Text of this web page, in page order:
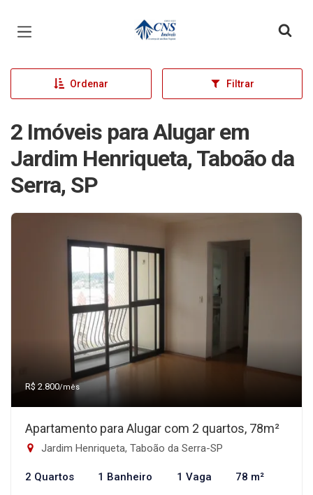
Página inicial
Ordenar Filtrar
2 Imóveis para Alugar em
Jardim Henriqueta, Taboão da
Serra, SP
R$ 2.800/mês
Apartamento para Alugar com 2 quartos, 78m²
Jardim Henriqueta, Taboão da Serra-SP
2 Quartos 1 Banheiro 1 Vaga 78 m²